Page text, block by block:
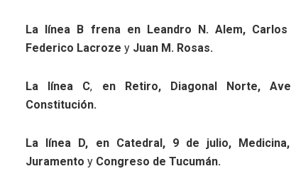
La línea B frena en Leandro N. Alem, Carlos
Federico Lacroze y Juan M. Rosas.
La línea C, en Retiro, Diagonal Norte,
Constitución.
La línea D,
en Catedral, 9 de julio,
Juramento y Congreso de Tucumán.